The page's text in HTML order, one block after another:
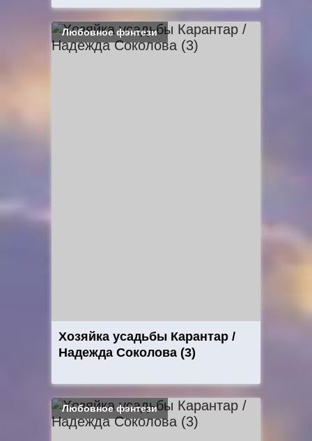
Любовное фэнтези
Хозяйка усадьбы Карантар /
Надежда Соколова (3)
Любовное фэнтези